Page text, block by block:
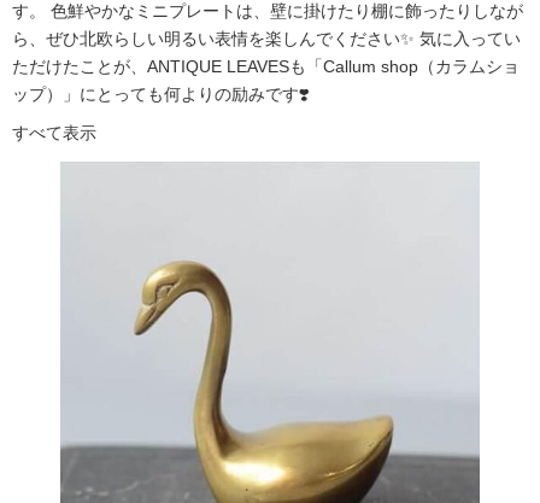
す。 色鮮やかなミニプレートは、壁に掛けたり棚に飾ったりしなが
ら、ぜひ北欧らしい明るい表情を楽しんでください✨ 気に入ってい
ただけたことが、ANTIQUE LEAVESも「Callum shop（カラムショ
ップ）」にとっても何よりの励みです❣️
すべて表示